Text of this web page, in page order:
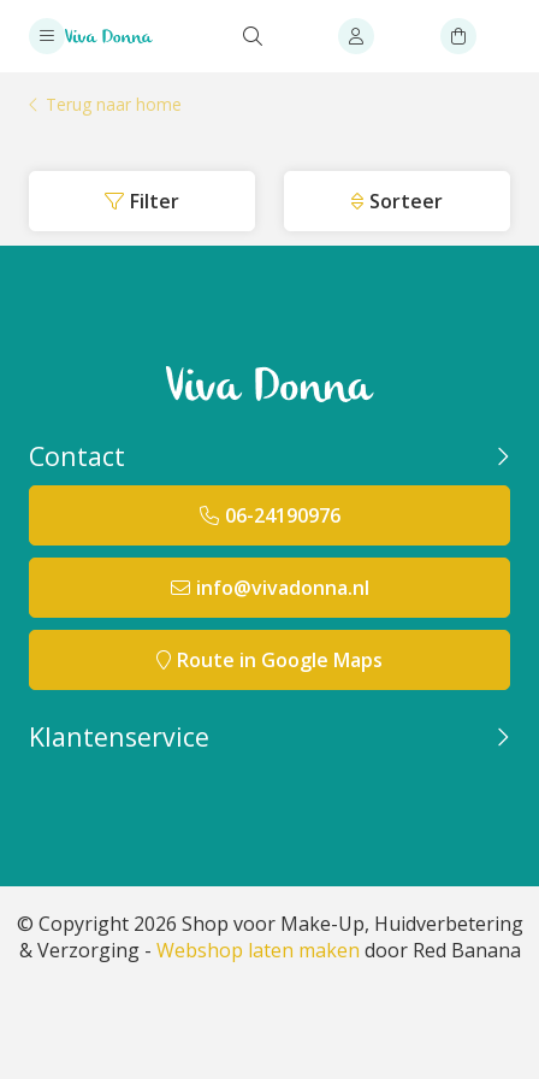
Terug naar home
Filter Sorteer
Contact
06-24190976
info@vivadonna.nl
Route in Google Maps
Klantenservice
© Copyright 2026 Shop voor Make-Up, Huidverbetering
& Verzorging - Webshop laten maken door Red Banana